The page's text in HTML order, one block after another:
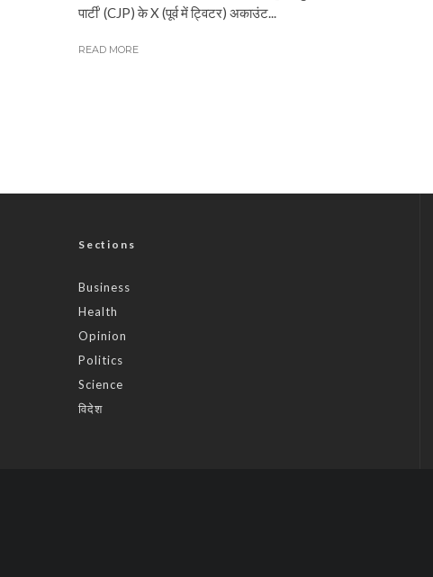
पार्टी’ (CJP) के X (पूर्व में ट्विटर) अकाउंट...
READ MORE
Sections
Business
Health
Opinion
Politics
Science
विदेश